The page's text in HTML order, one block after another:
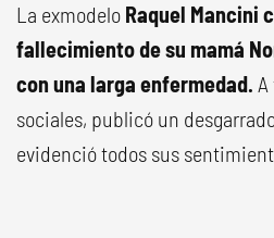
La exmodelo Raquel Mancini
fallecimiento de su mamá
con una larga enfermedad.
sociales, publicó un
evidenció todos sus